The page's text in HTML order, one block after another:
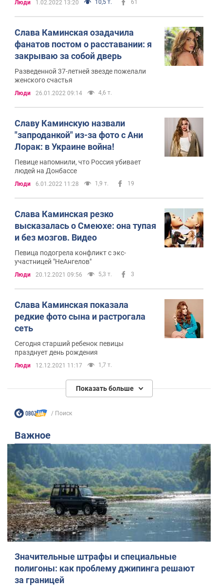
Люди 1.02.2022 13:20 10,5 т. 61
Слава Каминская озадачила
фанатов постом о расставании: я
закрываю за собой дверь
Разведенной 37-летней звезде пожелали
женского счастья
Люди 26.01.2022 09:14 4,6 т.
Славу Каминскую назвали
"запроданкой" из-за фото с Ани
Лорак: в Украине война!
Певице напомнили, что Россия убивает
людей на Донбассе
Люди 6.01.2022 11:28 1,9 т. 19
Слава Каминская резко
высказалась о Смеюхе: она тупая
и без мозгов. Видео
Певица подогрела конфликт с экс-
участницей "НеАнгелов"
Люди 20.12.2021 09:56 5,3 т. 3
Слава Каминская показала
редкие фото сына и растрогала
сеть
Сегодня старший ребенок певицы
празднует день рождения
Люди 12.12.2021 11:17 1,7 т.
Показать больше
Поиск
Важное
Значительные штрафы и специальные
полигоны: как проблему джипинга решают
за границей